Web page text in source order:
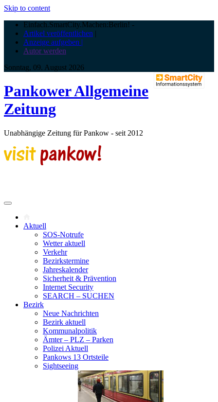
Skip to content
Einfach.SmartCity.Machen:Berlin! -
Artikel veröffentlichen |
Anzeige aufgeben |
Autor werden
Sonntag, 09. August 2026
Pankower Allgemeine
Zeitung
Unabhängige Zeitung für Pankow - seit 2012
Aktuell
SOS-Notrufe
Wetter aktuell
Verkehr
Bezirkstermine
Jahreskalender
Sicherheit & Prävention
Internet Security
SEARCH – SUCHEN
Bezirk
Neue Nachrichten
Bezirk aktuell
Kommunalpolitik
Ämter – PLZ – Parken
Polizei Aktuell
Pankows 13 Ortsteile
Sightseeing